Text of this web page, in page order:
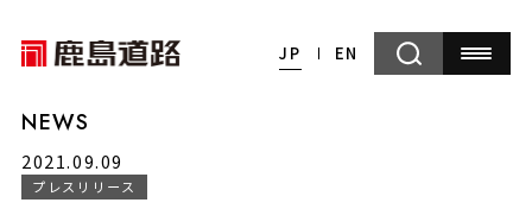
JP EN
NEWS
2021.09.09
プレスリリース